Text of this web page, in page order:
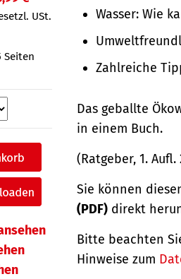
USt.
Seiten
Wasser: Wie
Zahlreiche
Das geballte
in einem Buch.
(Ratgeber, 1. Aufl.
Sie können
(PDF) direkt
Bitte beachten
Hinweise zum